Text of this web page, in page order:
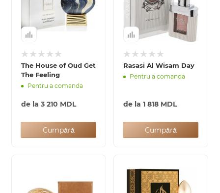
de lei
The House of Oud Get
The Feeling
Pentru a comanda
de la 3 210 MDL
Cumpără
Rasasi Al Wisam Day
Pentru a comanda
de la 1 818 MDL
Cumpără